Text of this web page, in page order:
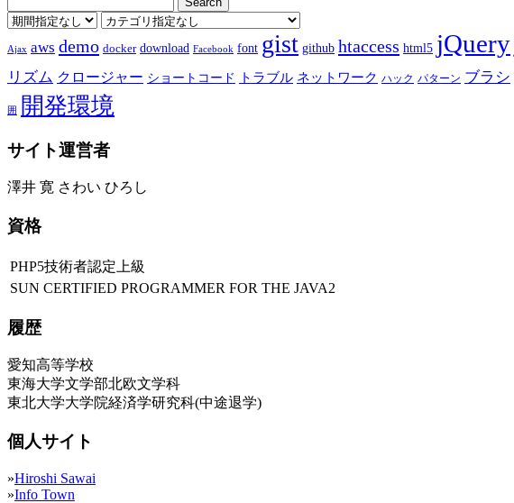
Ajax aws demo docker download Facebook font gist github htaccess html5 jQuery
リズム クロージャー ショートコード トラブル ネットワーク ハック パターン ブラシ
囲 開発環境
サイト運営者
澤井 寛 さわい ひろし
資格
PHP5技術者認定上級
SUN CERTIFIED PROGRAMMER FOR THE JAVA2
履歴
愛知高等学校
東海大学文学部北欧文学科
東北大学大学院経済学研究科(中途退学)
個人サイト
»Hiroshi Sawai
»Info Town